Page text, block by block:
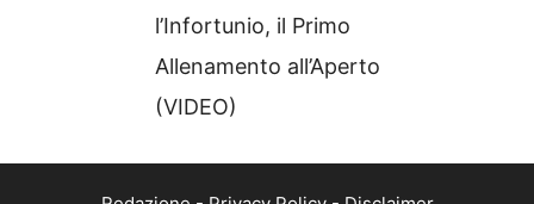
l’Infortunio, il Primo
Allenamento all’Aperto
(VIDEO)